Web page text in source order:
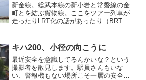
新金線。総武本線の新小岩と常磐線の金
町とを結ぶ貨物線。ここをツアー列車が
走ったりLRT化の話があったり（BRT化
らも新中川を渡る鉄橋が見えたりするの
で、線路自体はよく目にしておりまし
た。
キハ200、小径の向こうに
最近安全を意識してるんかいな？という
撮影者を散見します。駅員さんもいな
い、警報機もない場所こそ一層の安全確